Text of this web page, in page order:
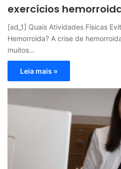
exercícios
[ad_1] Quais Atividades Físicas
Hemorroida? A crise de
muitos…
Leia mais »